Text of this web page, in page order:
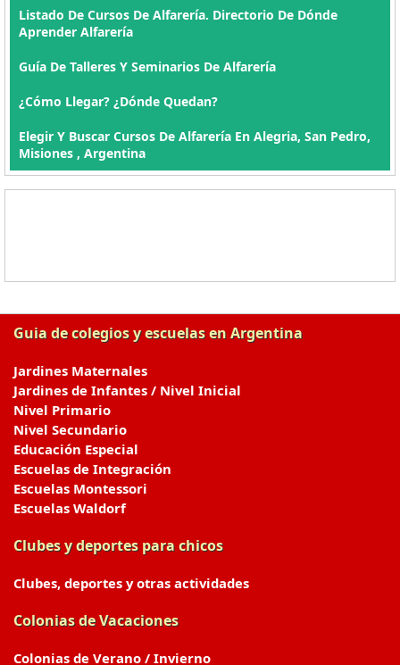
Listado De Cursos De Alfarería. Directorio De Dónde
Aprender Alfarería
Guía De Talleres Y Seminarios De Alfarería
¿Cómo Llegar? ¿Dónde Quedan?
Elegir Y Buscar Cursos De Alfarería En Alegria, San Pedro,
Misiones , Argentina
Guia de colegios y escuelas en Argentina
Jardines Maternales
Jardines de Infantes / Nivel Inicial
Nivel Primario
Nivel Secundario
Educación Especial
Escuelas de Integración
Escuelas Montessori
Escuelas Waldorf
Clubes y deportes para chicos
Clubes, deportes y otras actividades
Colonias de Vacaciones
Colonias de Verano / Invierno